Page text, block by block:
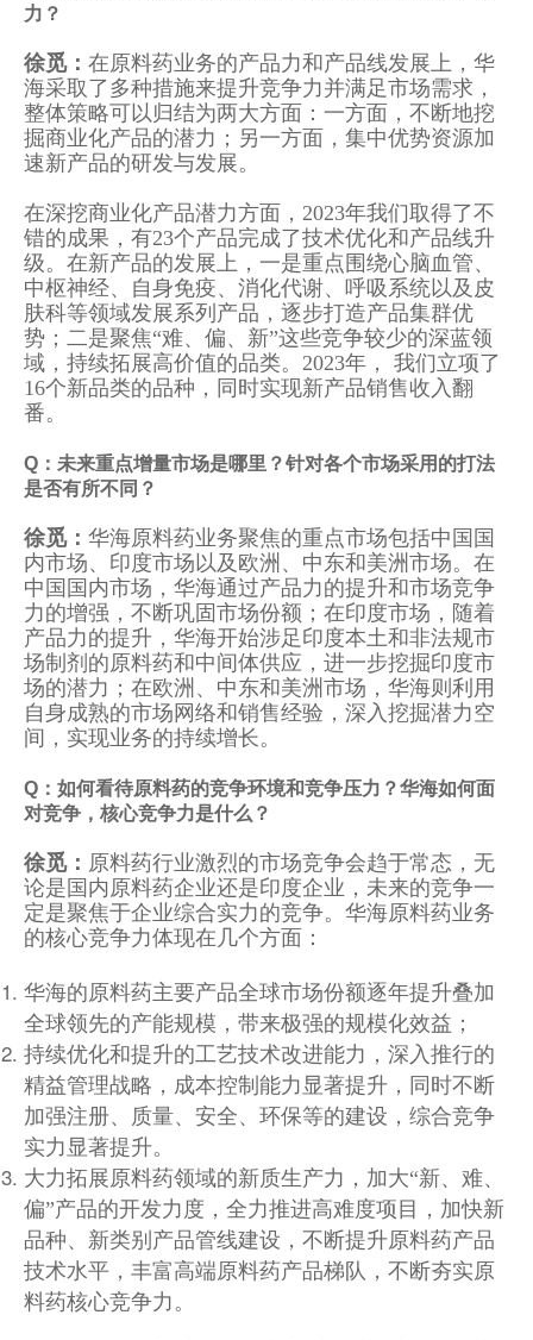
力？
徐觅： 在原料药业务的产品力和产品线发展上，华
海采取了多种措施来提升竞争力并满足市场需求，
整体策略可以归结为两大方面：一方面，不断地挖
掘商业化产品的潜力；另一方面，集中优势资源加
速新产品的研发与发展。
在深挖商业化产品潜力方面，2023年我们取得了不
错的成果，有23个产品完成了技术优化和产品线升
级。在新产品的发展上，一是重点围绕心脑血管、
中枢神经、自身免疫、消化代谢、呼吸系统以及皮
肤科等领域发展系列产品，逐步打造产品集群优
势；二是聚焦“难、偏、新”这些竞争较少的深蓝领
域，持续拓展高价值的品类。2023年， 我们立项了
16个新品类的品种，同时实现新产品销售收入翻
番。
Q：未来重点增量市场是哪里？针对各个市场采用的打法
是否有所不同？
徐觅： 华海原料药业务聚焦的重点市场包括中国国
内市场、印度市场以及欧洲、中东和美洲市场。在
中国国内市场，华海通过产品力的提升和市场竞争
力的增强，不断巩固市场份额；在印度市场，随着
产品力的提升，华海开始涉足印度本土和非法规市
场制剂的原料药和中间体供应，进一步挖掘印度市
场的潜力；在欧洲、中东和美洲市场，华海则利用
自身成熟的市场网络和销售经验，深入挖掘潜力空
间，实现业务的持续增长。
Q：如何看待原料药的竞争环境和竞争压力？华海如何面
对竞争，核心竞争力是什么？
徐觅： 原料药行业激烈的市场竞争会趋于常态，无
论是国内原料药企业还是印度企业，未来的竞争一
定是聚焦于企业综合实力的竞争。华海原料药业务
的核心竞争力体现在几个方面：
华海的原料药主要产品全球市场份额逐年提升叠加
全球领先的产能规模，带来极强的规模化效益；
持续优化和提升的工艺技术改进能力，深入推行的
精益管理战略，成本控制能力显著提升，同时不断
加强注册、质量、安全、环保等的建设，综合竞争
实力显著提升。
大力拓展原料药领域的新质生产力，加大“新、难、
偏”产品的开发力度，全力推进高难度项目，加快新
品种、新类别产品管线建设，不断提升原料药产品
技术水平，丰富高端原料药产品梯队，不断夯实原
料药核心竞争力。